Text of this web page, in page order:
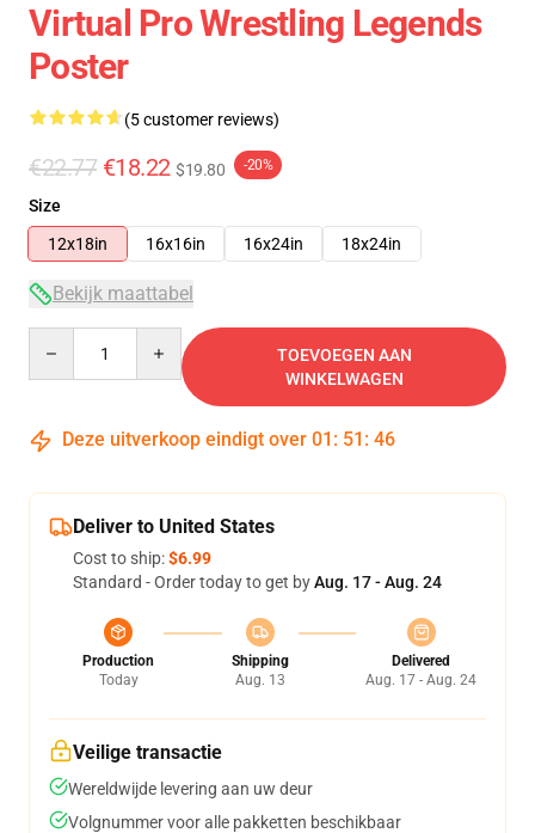
Virtual Pro Wrestling Legends
Poster
(5 customer reviews)
€22.77 €18.22 $19.80 -20%
Size
12x18in
16x16in 16x24in 18x24in
Bekijk maattabel
TOEVOEGEN AAN
WINKELWAGEN
Deze uitverkoop eindigt over 01 : 51 : 46
Deliver to United States
Cost to ship:$6.99
Standard - Order today to get byAug. 17 - Aug. 24
Production
Today
Shipping
Aug. 13
Delivered
Aug. 17 - Aug. 24
Veilige transactie
Wereldwijde levering aan uw deur
Volgnummer voor alle pakketten beschikbaar